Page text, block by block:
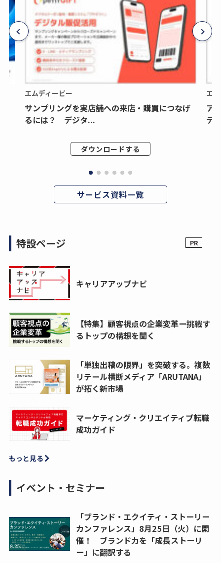
エムディーピー
サンプリングを実店舗への来店・購買につなげ
るには？ デジタ...
ダウンロードする
エ
ア
デ
サービス資料一覧
特設ページ
キャリアアップナビ
【特集】顧客視点の企業変革ー挑戦す
るトップの構想を聞く
「単独出稿の限界」を突破する。複数
リテール横断メディア「ARUTANA」
が拓く新市場
マーケティング・クリエイティブ転職
成功ガイド
もっと見る
イベント・セミナー
「ブランド・エクイティ・ストーリー
カンファレンス」8月25日（火）に開
催！ ブランド力を「成長ストーリ
ー」に翻訳する